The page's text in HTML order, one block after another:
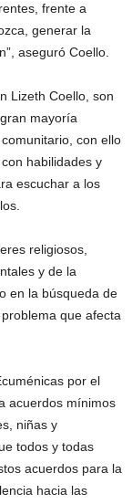
frente a
generar la
aseguró Coello.
Lizeth Coello, son
mayoría
con ello
habilidades y
escuchar a los
religiosos,
y de la
en la búsqueda de
que afecta
por el
acuerdos mínimos
niñas y
todos y todas
acuerdos para la
hacia las